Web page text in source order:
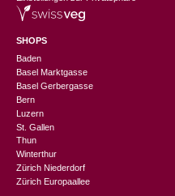
SHOPS
Baden
Basel Marktgasse
Basel Gerbergasse
Bern
Luzern
St. Gallen
Thun
Winterthur
Zürich Niederdorf
Zürich Europaallee